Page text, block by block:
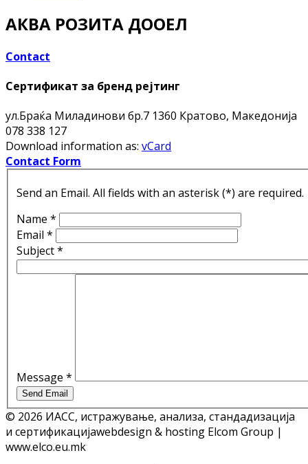
АКВА РОЗИТА ДООЕЛ
Contact
Сертификат за бренд рејтинг
ул.Браќа Миладинови бр.7 1360 Кратово, Македонија
078 338 127
Download information as: vCard
Contact Form
Send an Email. All fields with an asterisk (*) are required.
Name *
Email *
Subject*
Message *
Send Email
© 2026 ИАСС, истражување, анализа, стандадизација
и сертификацијаwebdesign & hosting Elcom Group |
www.elco.eu.mk